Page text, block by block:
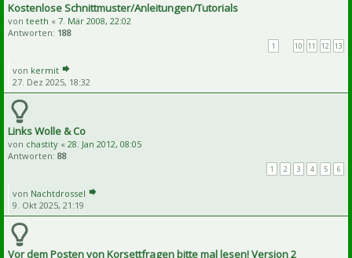
Kostenlose Schnittmuster/Anleitungen/Tutorials
von teeth « 7. Mär 2008, 22:02
Antworten: 188
1 10 11 12 13
von kermit
27. Dez 2025, 18:32
Links Wolle & Co
von chastity « 28. Jan 2012, 08:05
Antworten: 88
1 2 3 4 5 6
von Nachtdrossel
9. Okt 2025, 21:19
Vor dem Posten von Korsettfragen bitte mal lesen! Version 2